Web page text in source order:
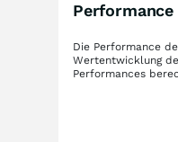
Performance
Die Performance
Wertentwicklung
Performances